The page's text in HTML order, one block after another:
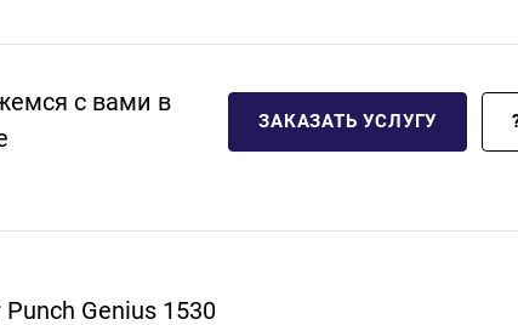
с вами в
ЗАКАЗАТЬ УСЛУГУ
Genius 1530